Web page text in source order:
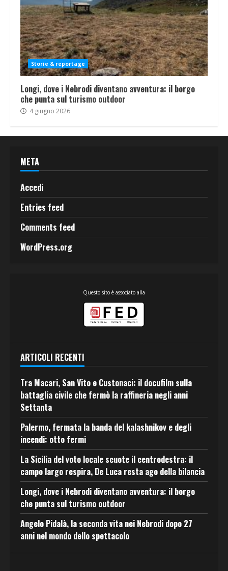
Storie & reportage
Longi, dove i Nebrodi diventano avventura: il borgo
che punta sul turismo outdoor
4 giugno 2026
META
Accedi
Entries feed
Comments feed
WordPress.org
Questo sito è associato alla
ARTICOLI RECENTI
Tra Macari, San Vito e Custonaci: il docufilm sulla
battaglia civile che fermò la raffineria negli anni
Settanta
Palermo, fermata la banda del kalashnikov e degli
incendi: otto fermi
La Sicilia del voto locale scuote il centrodestra: il
campo largo respira, De Luca resta ago della bilancia
Longi, dove i Nebrodi diventano avventura: il borgo
che punta sul turismo outdoor
Angelo Pidalà, la seconda vita nei Nebrodi dopo 27
anni nel mondo dello spettacolo